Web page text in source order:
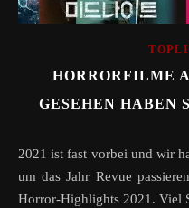
HORRORFILME
GESEHEN HABEN
2021 ist fast vorbei und wir
um das Jahr Revue
Horror-Highlights 2021. Viel